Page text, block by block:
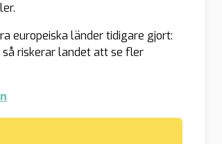
europeiska länder tidigare gjort:
riskerar landet att se fler